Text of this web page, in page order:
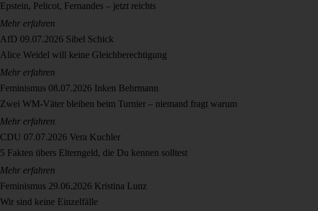
Epstein, Pelicot, Fernandes – jetzt reichts
Mehr erfahren
AfD 09.07.2026 Sibel Schick
Alice Weidel will keine Gleichberechtigung
Mehr erfahren
Feminismus 08.07.2026 Inken Behrmann
Zwei WM-Väter bleiben beim Turnier – niemand fragt warum
Mehr erfahren
CDU 07.07.2026 Vera Kuchler
5 Fakten übers Elterngeld, die Du kennen solltest
Mehr erfahren
Feminismus 29.06.2026 Kristina Lunz
Wir sind keine Einzelfälle